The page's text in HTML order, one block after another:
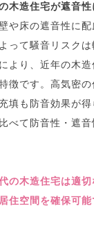
木造住宅が遮音
や床の遮音性に配
って騒音リスクは
より、近年の木造
徴です。高気密
填も防音効果が
べて防音性・遮
の木造住宅は適
住空間を確保可能